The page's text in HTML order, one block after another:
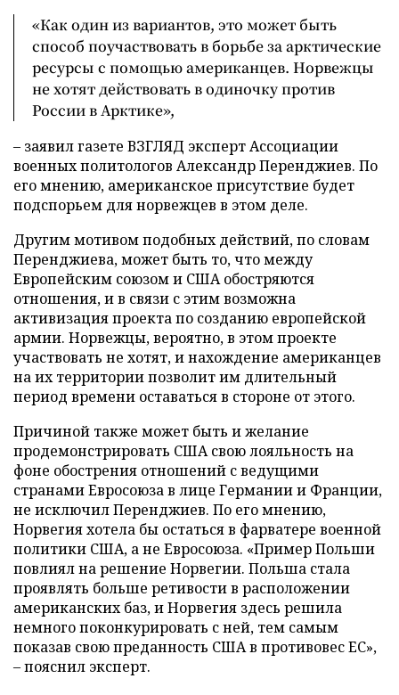
«Как один из вариантов, это может быть
способ поучаствовать в борьбе за арктические
ресурсы с помощью американцев. Норвежцы
не хотят действовать в одиночку против
России в Арктике»,
– заявил газете ВЗГЛЯД эксперт Ассоциации
военных политологов Александр Перенджиев. По
его мнению, американское присутствие будет
подспорьем для норвежцев в этом деле.
Другим мотивом подобных действий, по словам
Перенджиева, может быть то, что между
Европейским союзом и США обостряются
отношения, и в связи с этим возможна
активизация проекта по созданию европейской
армии. Норвежцы, вероятно, в этом проекте
участвовать не хотят, и нахождение американцев
на их территории позволит им длительный
период времени оставаться в стороне от этого.
Причиной также может быть и желание
продемонстрировать США свою лояльность на
фоне обострения отношений с ведущими
странами Евросоюза в лице Германии и Франции,
не исключил Перенджиев. По его мнению,
Норвегия хотела бы остаться в фарватере военной
политики США, а не Евросоюза. «Пример Польши
повлиял на решение Норвегии. Польша стала
проявлять больше ретивости в расположении
американских баз, и Норвегия здесь решила
немного поконкурировать с ней, тем самым
показав свою преданность США в противовес ЕС»,
– пояснил эксперт.